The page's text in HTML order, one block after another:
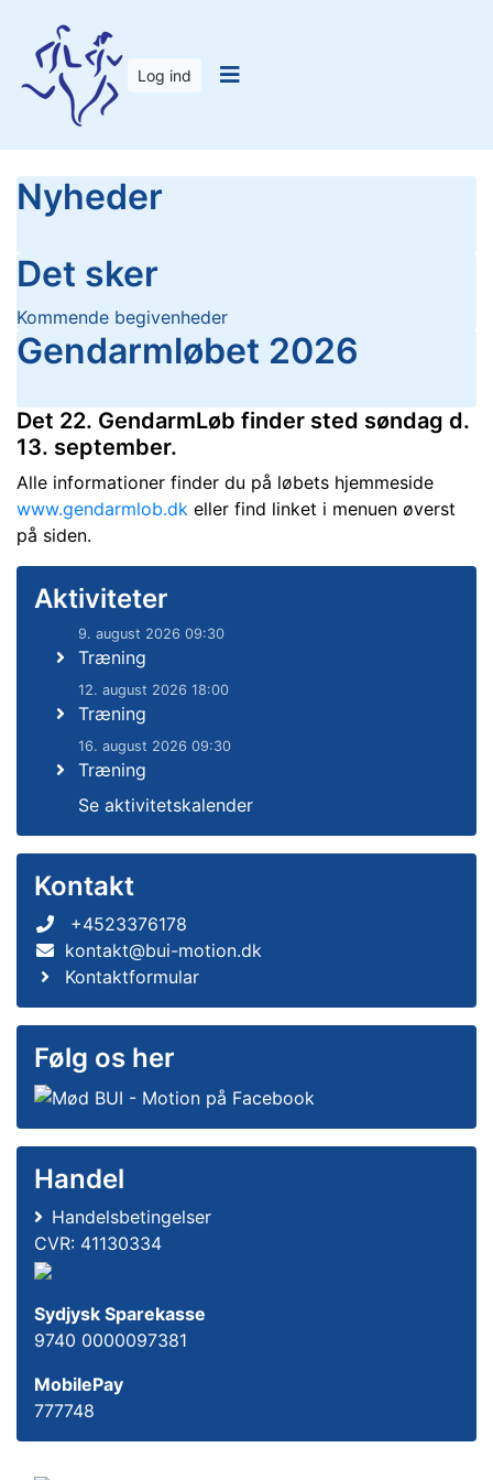
Log ind
Nyheder
Det sker
Kommende begivenheder
Gendarmløbet 2026
Det 22. GendarmLøb finder sted søndag d.
13. september.
Alle informationer finder du på løbets hjemmeside
www.gendarmlob.dk eller find linket i menuen øverst
på siden.
Aktiviteter
9. august 2026 09:30
Træning
12. august 2026 18:00
Træning
16. august 2026 09:30
Træning
Se aktivitetskalender
Kontakt
+4523376178
kontakt@bui-motion.dk
Kontaktformular
Følg os her
Handel
Handelsbetingelser
CVR: 41130334
Sydjysk Sparekasse
9740 0000097381
MobilePay
777748